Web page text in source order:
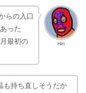
Hin
らの入口
った
最初の
も持ち直しそうだか